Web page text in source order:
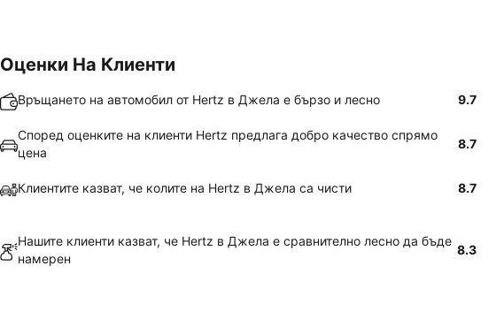
Оценки На Клиенти
Връщането на автомобил от Hertz в Джела е бързо и лесно 9.7
Според оценките на клиенти Hertz предлага добро качество спрямо
цена
8.7
Клиентите казват, че колите на Hertz в Джела са чисти 8.7
Нашите клиенти казват, че Hertz в Джела е сравнително лесно да бъде
намерен
8.3